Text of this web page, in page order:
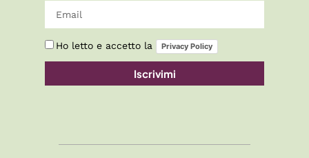
Ho letto e accetto la Privacy Policy
Iscrivimi